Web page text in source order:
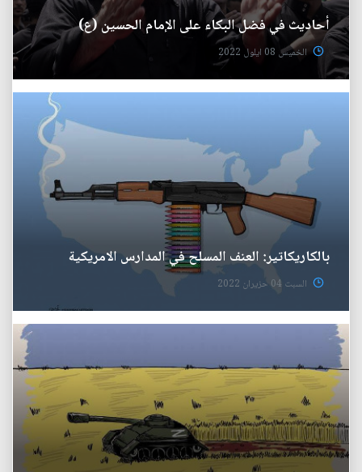
أحاديث في فضل البكاء على الإمام الحسين (ع)
الخميس 08 ايلول 2022
بالكاريكاتير: العنف المسلح في المدارس الامريكية
السبت 04 حزيران 2022